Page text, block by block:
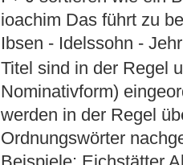
ioachim Das führt zu
Ibsen - Idelssohn -
Titel sind in der Regel
Nominativform)
werden in der Regel
Ordnungswörter